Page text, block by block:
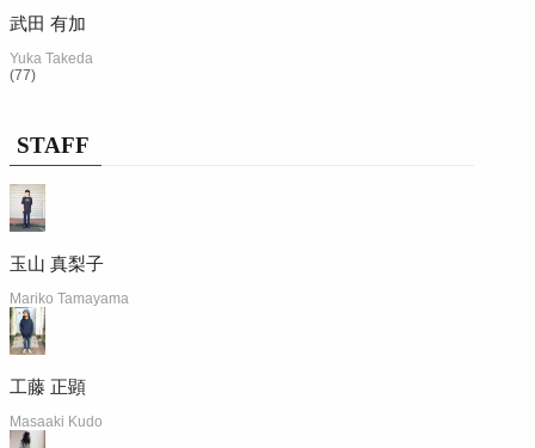
武田 有加
Yuka Takeda
(77)
STAFF
玉山 真梨子
Mariko Tamayama
工藤 正顕
Masaaki Kudo